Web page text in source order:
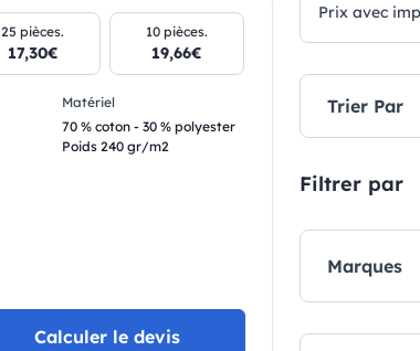
25 pièces.
17,30€
10 pièces.
19,66€
Matériel
70 % coton - 30 % polyester
Poids 240 gr/m2
Calculer le devis
Prix ​​avec
Trier Par
Filtrer par
Marques